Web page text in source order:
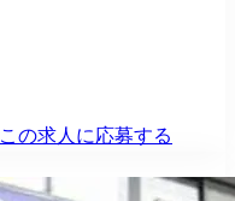
この求人に応募する